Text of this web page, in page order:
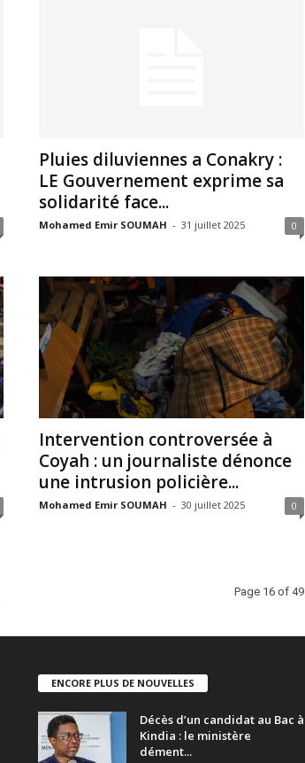
Pluies diluviennes a Conakry :
LE Gouvernement exprime sa
solidarité face...
Mohamed Emir SOUMAH - 31 juillet 2025 0
Intervention controversée à
Coyah : un journaliste dénonce
une intrusion policière...
Mohamed Emir SOUMAH - 30 juillet 2025 0
Page 16 of 49
ENCORE PLUS DE NOUVELLES
Décès d’un candidat au Bac à
Kindia : le ministère
dément...